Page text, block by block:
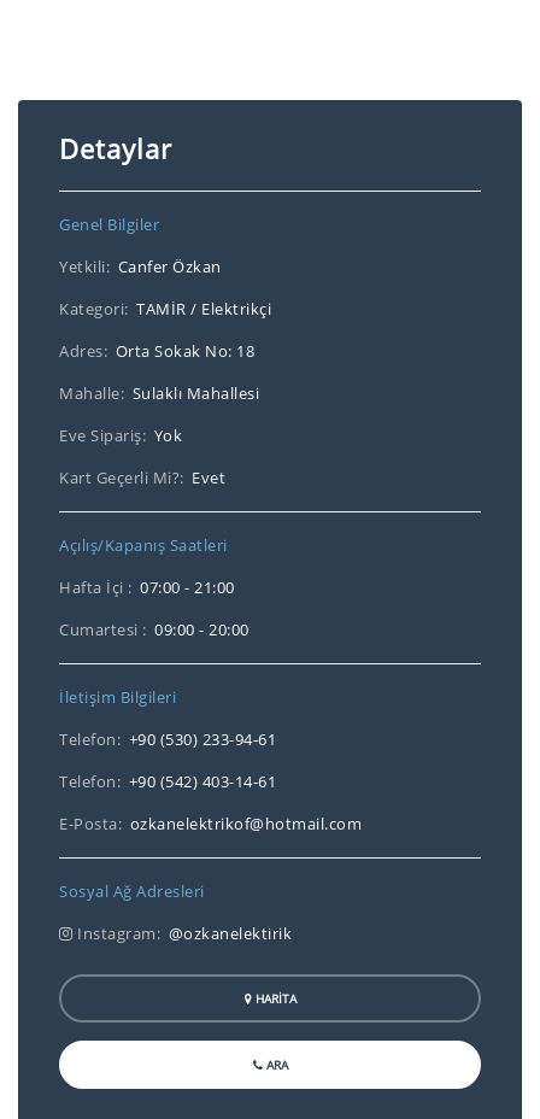
Detaylar
Genel Bilgiler
Yetkili: Canfer Özkan
Kategori: TAMİR / Elektrikçi
Adres: Orta Sokak No: 18
Mahalle: Sulaklı Mahallesi
Eve Sipariş: Yok
Kart Geçerli Mi?: Evet
Açılış/Kapanış Saatleri
Hafta İçi : 07:00 - 21:00
Cumartesi : 09:00 - 20:00
İletişim Bilgileri
Telefon: +90 (530) 233-94-61
Telefon: +90 (542) 403-14-61
E-Posta: ozkanelektrikof@hotmail.com
Sosyal Ağ Adresleri
Instagram: @ozkanelektirik
HARİTA
ARA